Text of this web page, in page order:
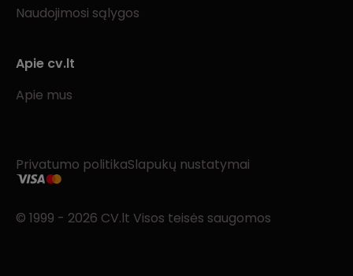
Naudojimosi sąlygos
Apie cv.lt
Apie mus
Privatumo politikaSlapukų nustatymai
© 1999 - 2026 CV.lt Visos teisės saugomos